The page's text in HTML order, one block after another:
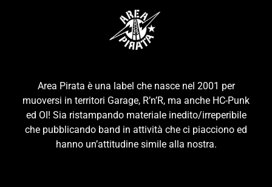
Area Pirata è una label che nasce nel 2001 per
muoversi in territori Garage, R’n’R, ma anche HC-Punk
ed OI! Sia ristampando materiale inedito/irreperibile
che pubblicando band in attività che ci piacciono ed
hanno un’attitudine simile alla nostra.